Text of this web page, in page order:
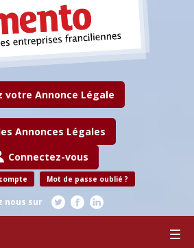
votre Annonce Légale
Annonces Légales
Connectez-vous
Mot de passe oublié ?
nous sur